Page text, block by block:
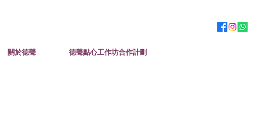
關於德聲 德聲點心工作坊合作計劃